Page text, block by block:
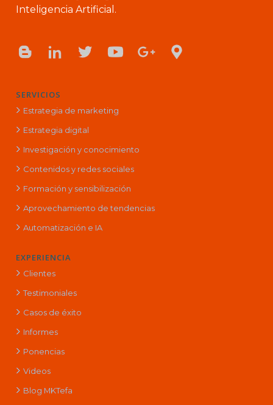
Inteligencia Artificial.
SERVICIOS
Estrategia de marketing
Estrategia digital
Investigación y conocimiento
Contenidos y redes sociales
Formación y sensibilización
Aprovechamiento de tendencias
Automatización e IA
EXPERIENCIA
Clientes
Testimoniales
Casos de éxito
Informes
Ponencias
Videos
Blog MKTefa